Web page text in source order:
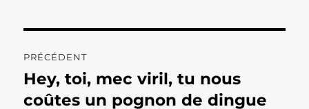
de
l’article
PRÉCÉDENT
Publication
précédente :
Hey, toi, mec viril, tu nous
coûtes un pognon de dingue